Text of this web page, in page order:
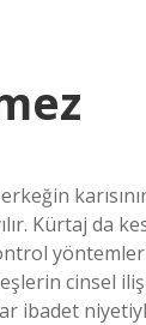
Kürtaj da
cinsel
ibadet